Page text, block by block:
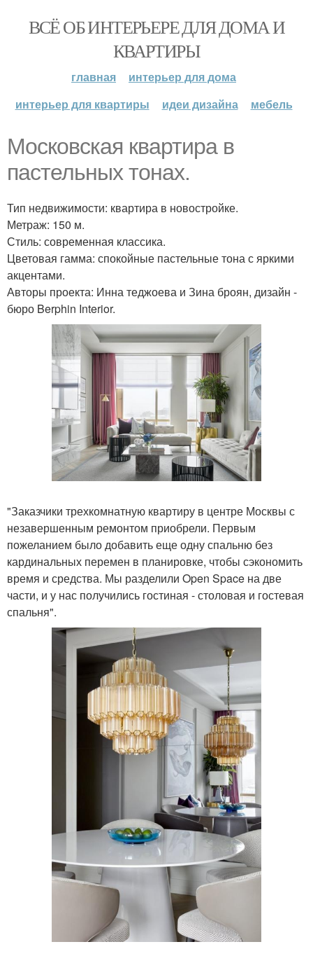
ВСЁ ОБ ИНТЕРЬЕРЕ ДЛЯ ДОМА И
КВАРТИРЫ
главная
интерьер для дома
интерьер для квартиры
идеи дизайна мебель
Московская квартира в
пастельных тонах.
Тип недвижимости: квартира в новостройке.
Метраж: 150 м.
Стиль: современная классика.
Цветовая гамма: спокойные пастельные тона с яркими
акцентами.
Авторы проекта: Инна теджоева и Зина броян, дизайн -
бюро Berphin Interior.
"Заказчики трехкомнатную квартиру в центре Москвы с
незавершенным ремонтом приобрели. Первым
пожеланием было добавить еще одну спальню без
кардинальных перемен в планировке, чтобы сэкономить
время и средства. Мы разделили Open Space на две
части, и у нас получились гостиная - столовая и гостевая
спальня".